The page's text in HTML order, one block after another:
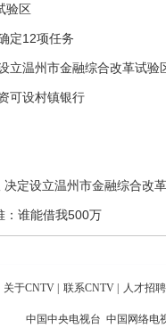
验区
定12项任务
立温州市金融综合改革试验
可设村镇银行
定设立温州市金融综合改
：谁能借我500万
关于CNTV | 联系CNTV | 人才招聘
中国中央电视台 中国网络电